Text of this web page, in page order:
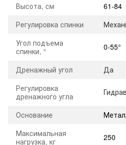
Высота, см
61-84
Регулировка спинки
Угол подъема
спинки, °
0-55°
Дренажный угол
Да
Регулировка
дренажного угла
Основание
Максимальная
нагрузка, кг
250